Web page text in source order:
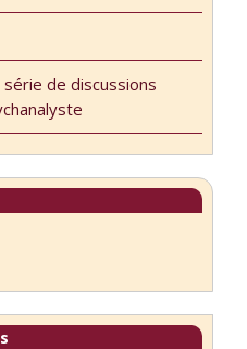
série de discussions